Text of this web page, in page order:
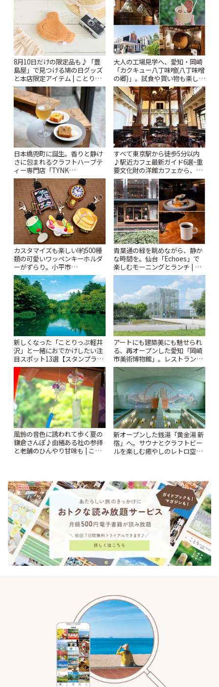
8月10日だけの限定品も♪「豊
島屋」で見つける鳩の日グッズ
と本店限定アイテム | ことりっ
ぷ
大人の工場見学へ、愛知・岡崎
「カクキュー八丁味噌(八丁味噌
の郷)」。試食や買い物も楽しみ
♪ | ことりっぷ
日本橋兜町に誕生。香りと静け
さに包まれるクラフトハーブテ
ィー専門店「TYNK
Kabutocho」 | ことりっぷ
すべて東京駅から徒歩5分以内
♪駅近カフェ最新ガイド6選~重
要文化財の洋館カフェから、改
札すぐのレトロ喫茶まで~ | こと
りっぷ
カスタマイズも楽しい!約500種
類の可愛いワッペンキーホルダ
ーがずらり。小平市
「Kimamaya T&K」 | ことりっ
ぷ
青葉通の緑を眺めながら、静か
な時間を。仙台「Echoes」で
楽しむモーニングとランチ | こ
とりっぷ
新しくなった「ことりっぷ軽井
沢」と一緒におでかけしたい注
目スポット13選【スタンプラリ
ー開催中】 | ことりっぷ
アートにも建築美にも魅せられ
る、再オープンした愛知「岡崎
市美術博物館」。レストランや
ショップも充実 | ことりっぷ
風鈴の音色に誘われて歩く夏の
鎌倉さんぽ♪由緒ある社の参拝
と老舗のひんやり甘味も | こと
新オープンした銭湯「黄金湯 新
宿」へ。サウナとクラフトビー
ルを楽しむ癒やしのレトロ空間